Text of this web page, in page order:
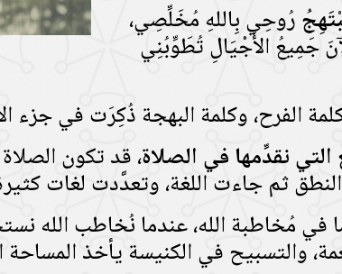
رُوحِي بِاللهِ مُخَلِّصِي،
جَمِيعُ الأَجْيَالِ تُطَوِّبُنِي
الفرح، وكلمة البهجة ذُكِرَت في جزء
نقدِّمها في الصلاة، قد تكون
ثم جاءت اللغة، وتعدَّدت لغات
في مُخاطبة الله، عندما نُخاطب الله
والتسبيح في الكنيسة يأخذ المساحة